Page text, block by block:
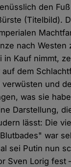
den
(Titelbild).
nach Westen
in Kauf nimmt,
dem
verwüsten und
was sie
Darstellung,
lässt: Die
war
sei Putin nun
Sven Lorig fest